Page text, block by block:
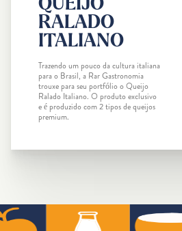
RALADO
ITALIANO
Trazendo um pouco da cultura italiana
para o Brasil, a Rar Gastronomia
trouxe para seu portfólio o Queijo
Ralado Italiano. O produto exclusivo
e é produzido com 2 tipos de queijos
premium.